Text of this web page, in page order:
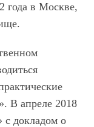
года в Москве,
В апреле 2018
с докладом о